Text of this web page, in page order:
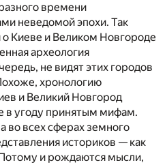
времени
неведомой эпохи. Так
Киеве и Великом Новгороде
археология
не видят этих городов
хронологию
и Великий Новгород
в угоду принятым мифам.
во всех сферах земного
историков — как
Потому и рождаются мысли,